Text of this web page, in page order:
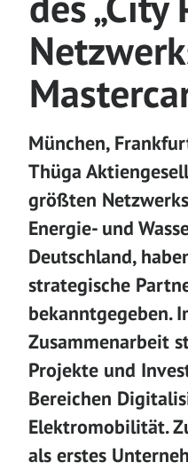
München,
Thüga
größten
Energie- und
Deutschland,
strategische
bekanntgegeben.
Zusammenarbeit
Projekte und
Bereichen
Elektromobilität.
als erstes